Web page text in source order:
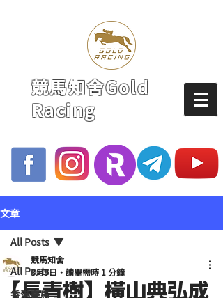
競馬知舍Gold
Racing
文章
All Posts
香港賽馬
All Posts
【長青樹】橫山典弘成
競馬知舍
3月9日
讀畢需時 1 分鐘